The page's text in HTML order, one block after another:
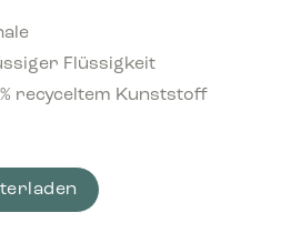
Flüssigkeit
recyceltem Kunststoff